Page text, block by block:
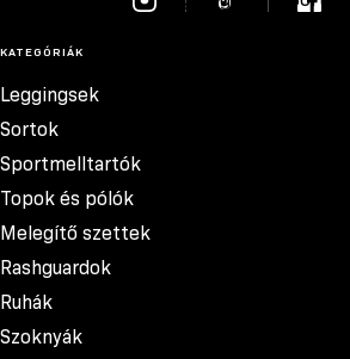
KATEGÓRIÁK
Leggingsek
Sortok
Sportmelltartók
Topok és pólók
Melegítő szettek
Rashguardok
Ruhák
Szoknyák